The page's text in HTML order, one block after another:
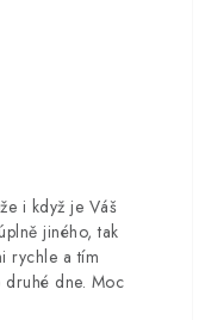
i když je Váš
jiného, tak
rychle a tím
druhé dne. Moc